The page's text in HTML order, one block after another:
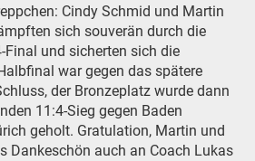
Cindy Schmid und Martin
sich souverän durch die
und sicherten sich die
war gegen das spätere
der Bronzeplatz wurde dann
11:4-Sieg gegen Baden
geholt. Gratulation, Martin und
Dankeschön auch an Coach Lukas